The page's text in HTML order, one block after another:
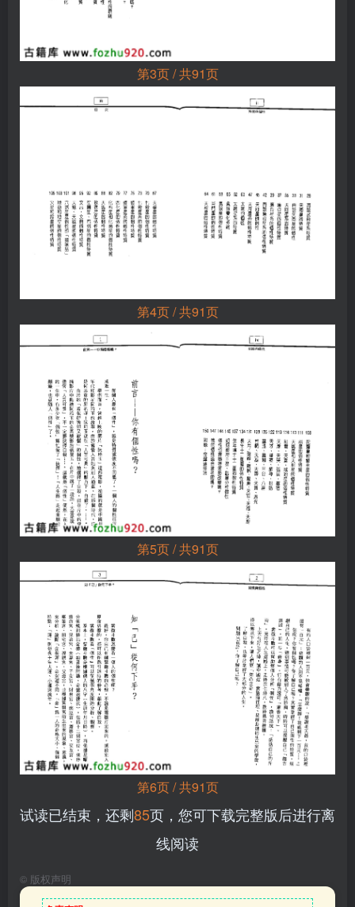
第3页 / 共91页
第4页 / 共91页
第5页 / 共91页
第6页 / 共91页
试读已结束，还剩85页，您可下载完整版后进行离
线阅读
© 版权声明